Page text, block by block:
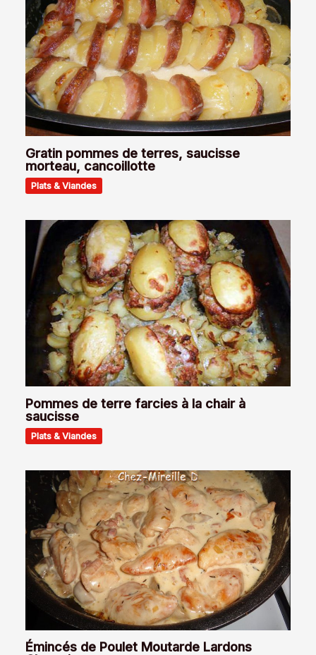
Gratin pommes de terres, saucisse
morteau, cancoillotte
Plats & Viandes
Pommes de terre farcies à la chair à
saucisse
Plats & Viandes
Émincés de Poulet Moutarde Lardons